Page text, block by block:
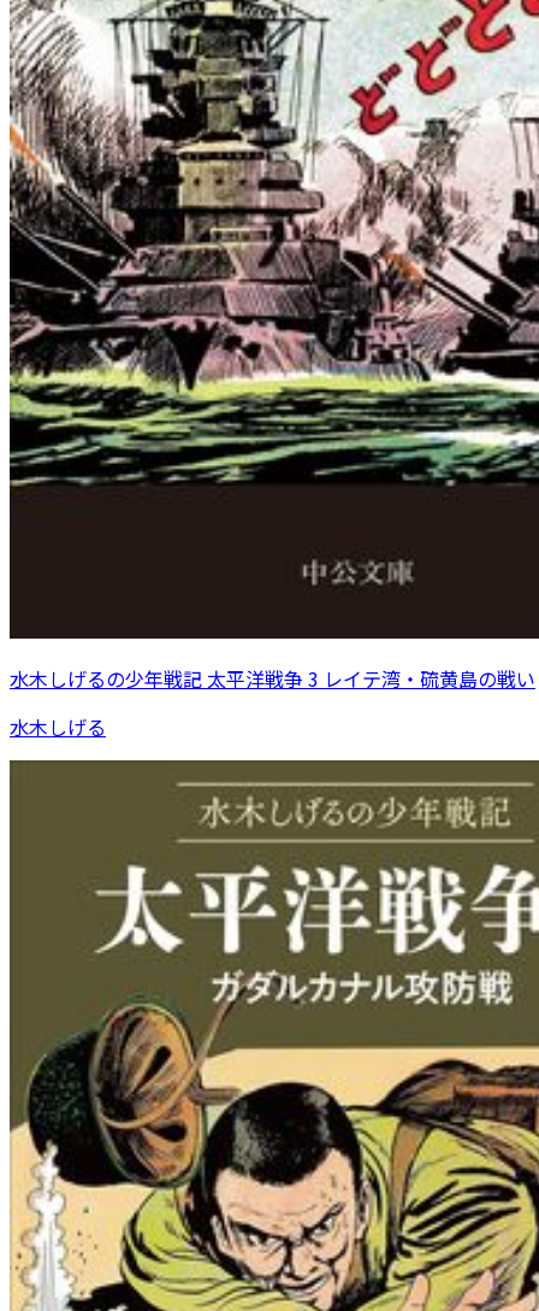
水木しげるの少年戦記 太平洋戦争 3 レイテ湾・硫黄島の戦い
水木しげる